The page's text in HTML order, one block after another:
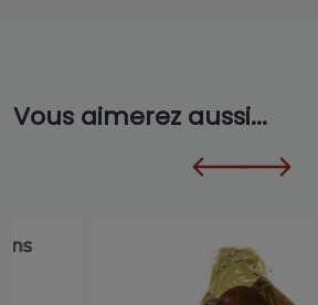
Vous aimerez aussi...